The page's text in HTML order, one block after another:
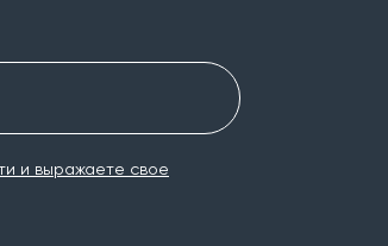
и выражаете свое